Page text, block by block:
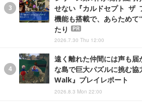
せない『カルドセプト ザ
機能も搭載で、あらためて
たり
PR
2026.7.30 Thu 12:00
遠く離れた仲間には声も
な島で巨大パズルに挑む
Walk』プレイレポート
2026.8.3 Mon 22:00